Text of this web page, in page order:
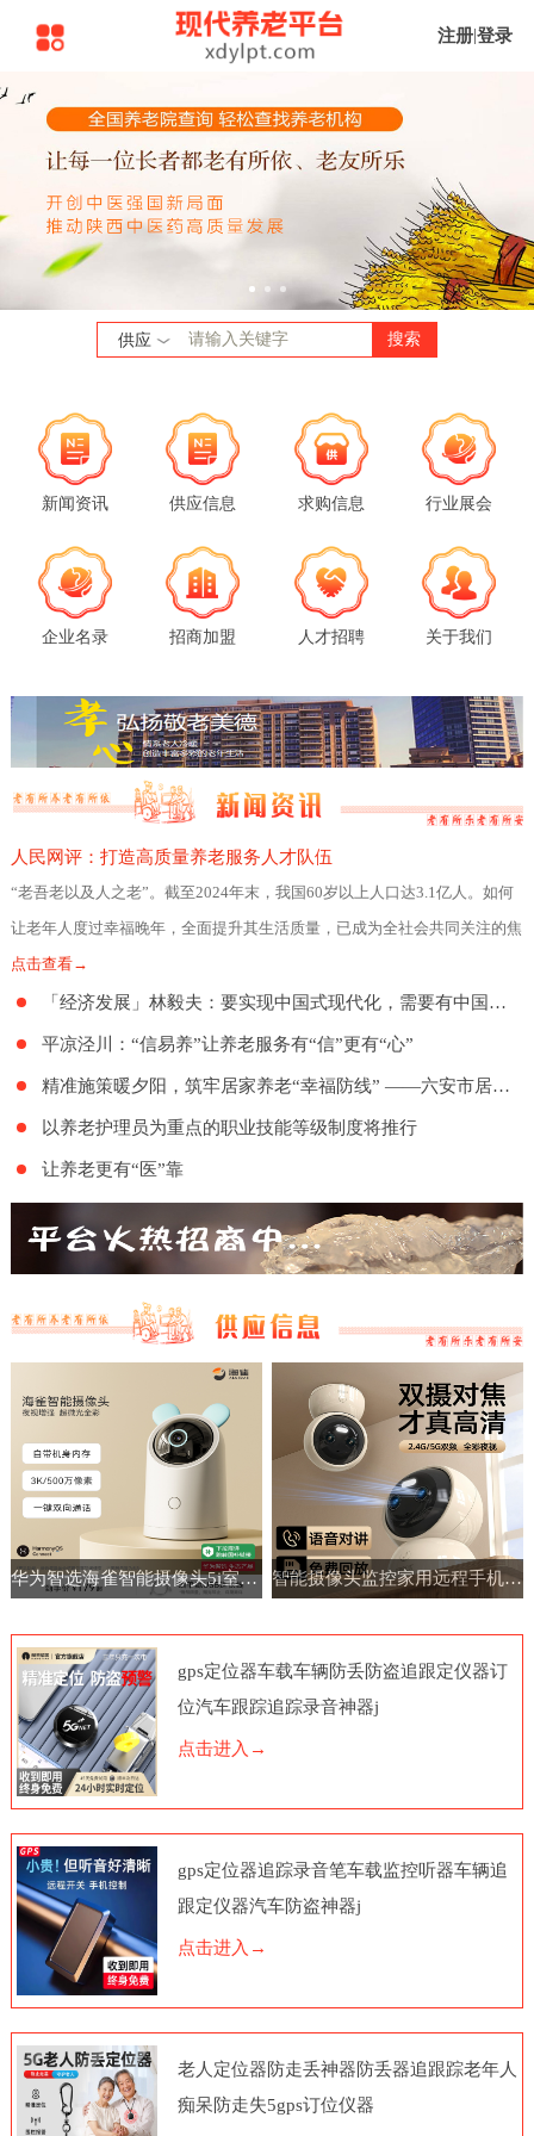
注册 |登录
供应 搜索
新闻资讯 供应信息 求购信息 行业展会
企业名录 招商加盟 人才招聘 关于我们
人民网评：打造高质量养老服务人才队伍
“老吾老以及人之老”。截至2024年末，我国60岁以上人口达3.1亿人。如何
让老年人度过幸福晚年，全面提升其生活质量，已成为全社会共同关注的焦
点。日前，民政部、人力资源社会
点击查看→
「经济发展」林毅夫：要实现中国式现代化，需要有中国特色的养老制度
平凉泾川：“信易养”让养老服务有“信”更有“心”
精准施策暖夕阳，筑牢居家养老“幸福防线” ——六安市居家和社区基本养老服务提升行动项目舒城地区的全面实施
以养老护理员为重点的职业技能等级制度将推行
让养老更有“医”靠
华为智选海雀智能摄像头5i室内家用手机远程360°无线监控摄像机 智能摄像头监控家用远程手机带语音360度高清夜视室内无线免插电
gps定位器车载车辆防丢防盗追跟定仪器订
位汽车跟踪追踪录音神器j
点击进入→
gps定位器追踪录音笔车载监控听器车辆追
跟定仪器汽车防盗神器j
点击进入→
老人定位器防走丢神器防丢器追跟踪老年人
痴呆防走失5gps订位仪器